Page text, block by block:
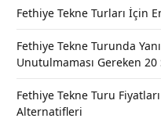
Fethiye Tekne Turları İçin
Fethiye Tekne Turunda
Unutulmaması Gereken 20
Fethiye Tekne Turu
Alternatifleri